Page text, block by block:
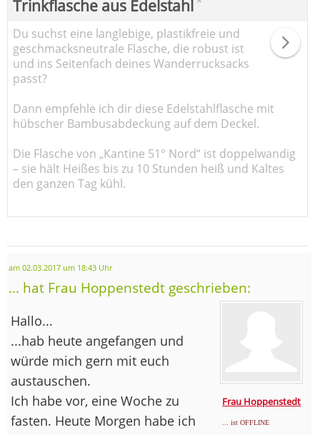
Trinkflasche aus Edelstahl
Du suchst eine langlebige, plastikfreie und
geschmacksneutrale Flasche, die robust ist
und ins Seitenfach deines Wanderrucksacks
passt?
Dann empfehle ich dir diese Edelstahlflasche mit
hübscher Bambusabdeckung auf dem Deckel.
Die Flasche von „Kantine 51° Nord“ ist doppelwandig
– sie hält Heißes bis zu 10 Stunden heiß und Kaltes
den ganzen Tag kühl.
am 02.03.2017 um 18:43 Uhr
... hat Frau Hoppenstedt geschrieben:
Frau Hoppenstedt
... ist OFFLINE
Hallo...
...hab heute angefangen und
würde mich gern mit euch
austauschen.
Ich habe vor, eine Woche zu
fasten. Heute Morgen habe ich